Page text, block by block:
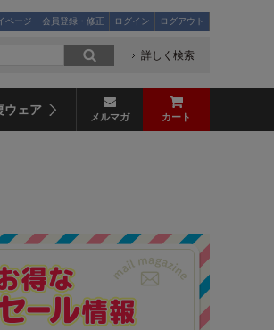
ページ 会員登録・修正 ログイン ログアウト
詳しく検索
ウェア メルマガ カート